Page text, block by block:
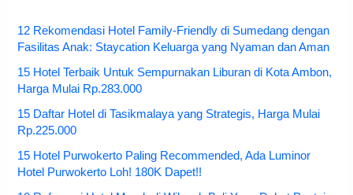
12 Rekomendasi Hotel Family-Friendly di Sumedang dengan
Fasilitas Anak: Staycation Keluarga yang Nyaman dan Aman
15 Hotel Terbaik Untuk Sempurnakan Liburan di Kota Ambon,
Harga Mulai Rp.283.000
15 Daftar Hotel di Tasikmalaya yang Strategis, Harga Mulai
Rp.225.000
15 Hotel Purwokerto Paling Recommended, Ada Luminor
Hotel Purwokerto Loh! 180K Dapet!!